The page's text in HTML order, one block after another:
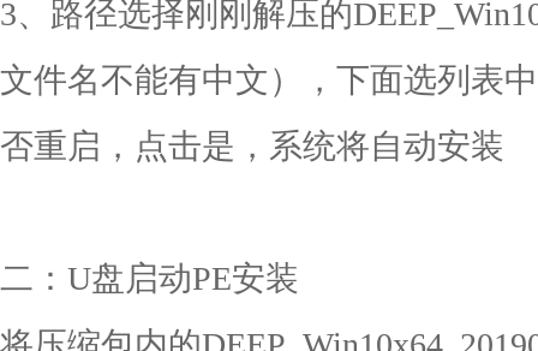
3、路径选择刚刚解压的
文件名不能有中文），下面选列表
否重启，点击是，系统将自动安装
二：U盘启动PE安装